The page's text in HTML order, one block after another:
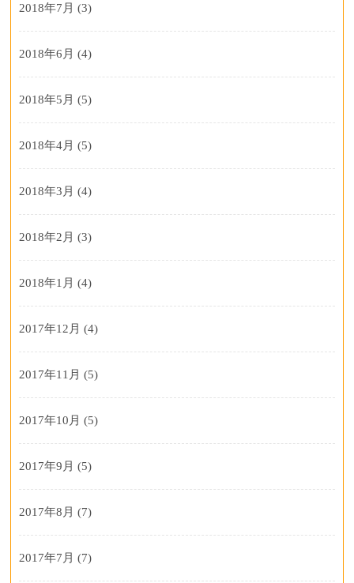
2018年7月 (3)
2018年6月 (4)
2018年5月 (5)
2018年4月 (5)
2018年3月 (4)
2018年2月 (3)
2018年1月 (4)
2017年12月 (4)
2017年11月 (5)
2017年10月 (5)
2017年9月 (5)
2017年8月 (7)
2017年7月 (7)